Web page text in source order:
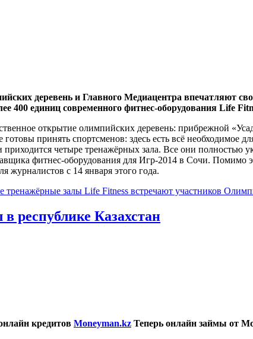
деревень и Главного Медиацентра впечатляют
400 единиц современного фитнес-оборудования Life
открытие олимпийских деревень: прибрежной
принять спортсменов: здесь есть всё необходимое
приходится четыре тренажёрных зала. Все они
фитнес-оборудования для Игр-2014 в Сочи. Помимо
журналистов с 14 января этого года.
залы Life Fitness встречают участников
республике Казахстан
кредитов Moneyman.kz Теперь онлайн займы от